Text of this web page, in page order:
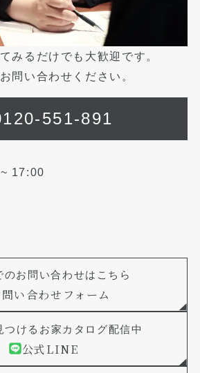
みるだけでも大歓迎です。
問い合わせください。
551-891
~ 17:00
のお問い合わせはこちら
い合わせフォーム
つけるお家カタログ配信中
公式LINE